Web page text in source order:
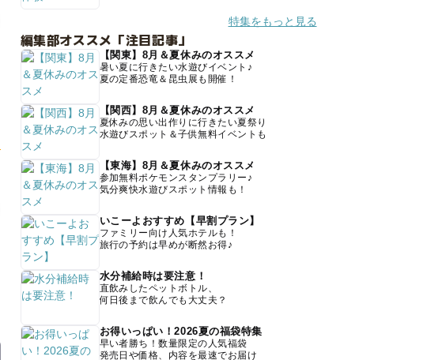
特集をもっと見る
編集部オススメ「注目記事」
【関東】8月＆夏休みのオススメ
暑い夏に行きたい水遊びイベント♪
夏の定番恐竜＆昆虫展も開催！
【関西】8月＆夏休みのオススメ
夏休みの思い出作りに行きたい夏祭り
水遊びスポット＆子供無料イベントも
【東海】8月＆夏休みのオススメ
参加無料ポケモンスタンプラリー♪
気分爽快水遊びスポット情報も！
いこーよおすすめ【早割プラン】
ファミリー向け人気ホテルも！
旅行の予約は早めが断然お得♪
水分補給時は要注意！
直飲みしたペットボトル、
何日後まで飲んでも大丈夫？
お得いっぱい！2026夏の福袋特集
早い者勝ち！数量限定の人気福袋
発売日や価格、内容を最速でお届け